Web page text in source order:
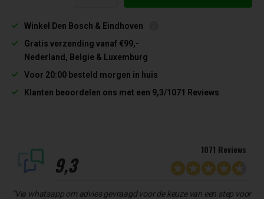
Winkel Den Bosch & Eindhoven
Gratis verzending vanaf €99,-
Nederland, Belgie & Luxemburg
Voor 20:00 besteld morgen in huis
Klanten beoordelen ons met een 9,3/1071 Reviews
9,3
1071 Reviews
“Via whatsapp om advies gevraagd voor de keuze van een step voor